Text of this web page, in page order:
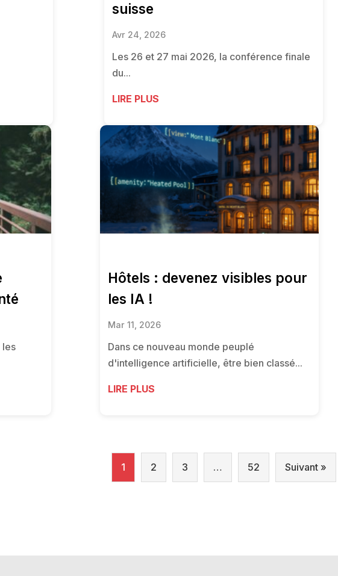
suisse
Avr 24, 2026
Les 26 et 27 mai 2026, la conférence finale
du...
LIRE PLUS
les
Hôtels : devenez visibles pour
les IA !
Mar 11, 2026
Dans ce nouveau monde peuplé
d'intelligence artificielle, être bien classé...
LIRE PLUS
1 2 3 … 52 Suivant »